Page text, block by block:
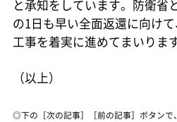
と承知をしています。防衛省
の1日も早い全面返還に向け
工事を着実に進めてまいります
（以上）
◎下の［次の記事］［前の記事］ボタンで